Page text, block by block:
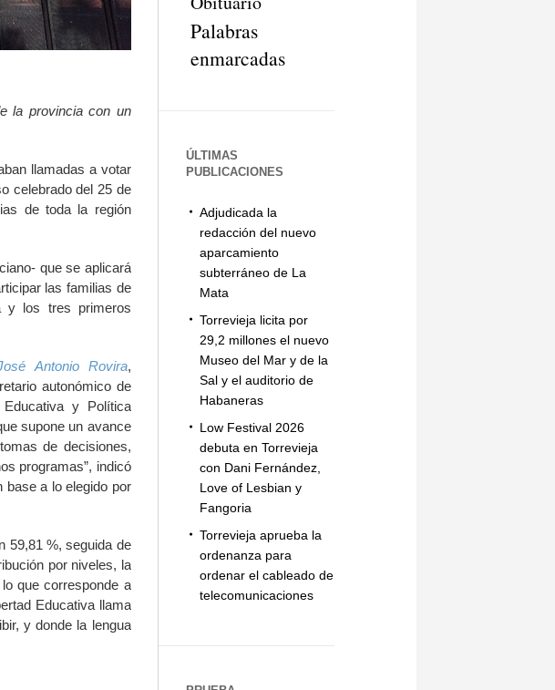
la provincia con un
llamadas a votar
celebrado del 25 de
de toda la región
que se aplicará
las familias de
y los tres primeros
Antonio Rovira,
autonómico de
y Política
supone un avance
de decisiones,
programas”, indicó
base a lo elegido por
59,81 %, seguida de
por niveles, la
que corresponde a
Educativa llama
y donde la lengua
Palabras
enmarcadas
ÚLTIMAS
PUBLICACIONES
Adjudicada la
redacción del nuevo
aparcamiento
subterráneo de La
Mata
Torrevieja licita por
29,2 millones el nuevo
Museo del Mar y de la
Sal y el auditorio de
Habaneras
Low Festival 2026
debuta en Torrevieja
con Dani Fernández,
Love of Lesbian y
Fangoria
Torrevieja aprueba la
ordenanza para
ordenar el cableado de
telecomunicaciones